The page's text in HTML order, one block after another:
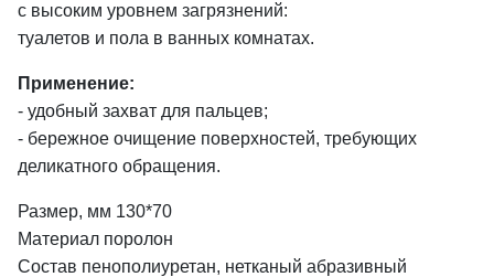
с высоким уровнем загрязнений:
туалетов и пола в ванных комнатах.
Применение:
- удобный захват для пальцев;
- бережное очищение поверхностей, требующих
деликатного обращения.
Размер, мм 130*70
Материал поролон
Состав пенополиуретан, нетканый абразивный